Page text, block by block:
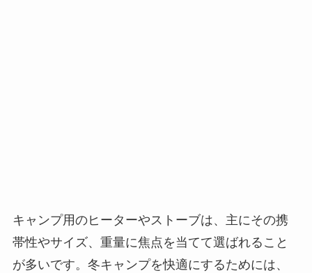
キャンプ用のヒーターやストーブは、主にその携
帯性やサイズ、重量に焦点を当てて選ばれること
が多いです。冬キャンプを快適にするためには、